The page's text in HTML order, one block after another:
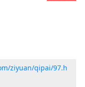
ziyuan/qipai/97.h